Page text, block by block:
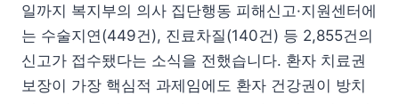
일까지 복지부의 의사 집단행동 피해신고·지원센터에
는 수술지연(449건), 진료차질(140건) 등 2,855건의
신고가 접수됐다는 소식을 전했습니다. 환자 치료권
보장이 가장 핵심적 과제임에도 환자 건강권이 방치